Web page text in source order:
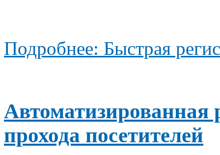
Подробнее: Быстрая
Автоматизированная
прохода посетителей